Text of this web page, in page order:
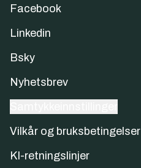
Facebook
Linkedin
Bsky
Nyhetsbrev
Vilkår og bruksbetingelser
KI-retningslinjer